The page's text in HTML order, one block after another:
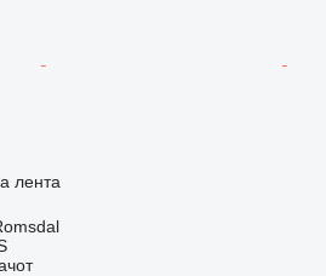
лента